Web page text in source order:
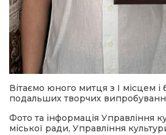
Вітаємо юного митця з І місцем і
подальших творчих
Фото та інформація Управління
міської ради, Управління